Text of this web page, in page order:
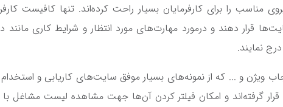
مناسب را برای کارفرمایان بسیار راحت کرده‌اند. تنها کافیست
قرار دهند و درمورد مهارت‌های مورد انتظار و شرایط کاری مانند
نمایند.
ویژن و ... که از نمونه‌های بسیار موفق سایت‌های کاریابی و
گرفته‌اند و امکان فیلتر کردن آن‌ها جهت مشاهده لیست مشاغل